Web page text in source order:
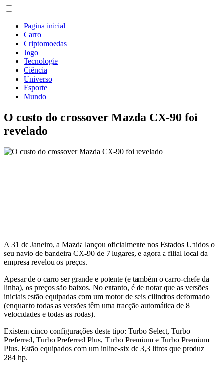
Pagina inicial
Carro
Criptomoedas
Jogo
Tecnologie
Ciência
Universo
Esporte
Mundo
O custo do crossover Mazda CX-90 foi
revelado
A 31 de Janeiro, a Mazda lançou oficialmente nos Estados Unidos o
seu navio de bandeira CX-90 de 7 lugares, e agora a filial local da
empresa revelou os preços.
Apesar de o carro ser grande e potente (e também o carro-chefe da
linha), os preços são baixos. No entanto, é de notar que as versões
iniciais estão equipadas com um motor de seis cilindros deformado
(enquanto todas as versões têm uma tracção automática de 8
velocidades e todas as rodas).
Existem cinco configurações deste tipo: Turbo Select, Turbo
Preferred, Turbo Preferred Plus, Turbo Premium e Turbo Premium
Plus. Estão equipados com um inline-six de 3,3 litros que produz
284 hp.